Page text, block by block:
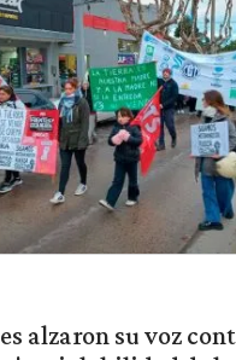
alzaron su voz